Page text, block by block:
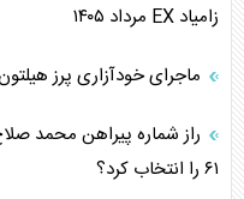
چرا کویت به دنبال شریک
اعتراف غرب به قدرت ایران
خطای راهبردی ترامپ
زامیاد EX مرداد ۱۴۰۵
ماجرای خودآزاری پرز
راز شماره پیراهن محمد
۶۱ را انتخاب کرد؟